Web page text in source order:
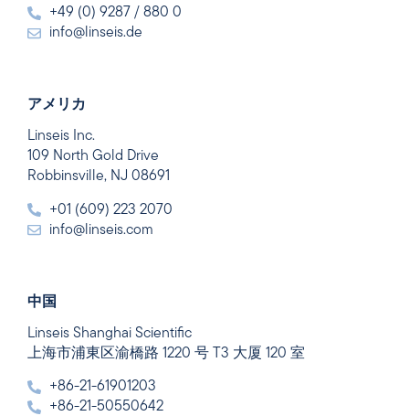
+49 (0) 9287 / 880 0
info@linseis.de
アメリカ
Linseis Inc.
109 North Gold Drive
Robbinsville, NJ 08691
+01 (609) 223 2070
info@linseis.com
中国
Linseis Shanghai Scientific
上海市浦東区渝橋路 1220 号 T3 大厦 120 室
+86-21-61901203
+86-21-50550642